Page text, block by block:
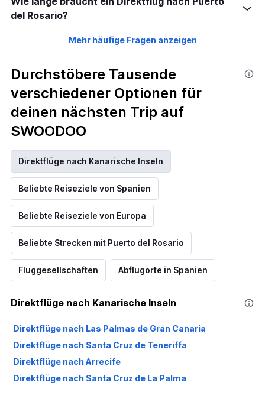
del Rosario?
Mehr häufige Fragen anzeigen
Durchstöbere Tausende
verschiedener Optionen für
deinen nächsten Trip auf
SWOODOO
Direktflüge nach Kanarische Inseln
Beliebte Reiseziele von Spanien
Beliebte Reiseziele von Europa
Beliebte Strecken mit Puerto del Rosario
Fluggesellschaften Abflugorte in Spanien
Direktflüge nach Kanarische Inseln
Direktflüge nach Las Palmas de Gran Canaria
Direktflüge nach Santa Cruz de Teneriffa
Direktflüge nach Arrecife
Direktflüge nach Santa Cruz de La Palma